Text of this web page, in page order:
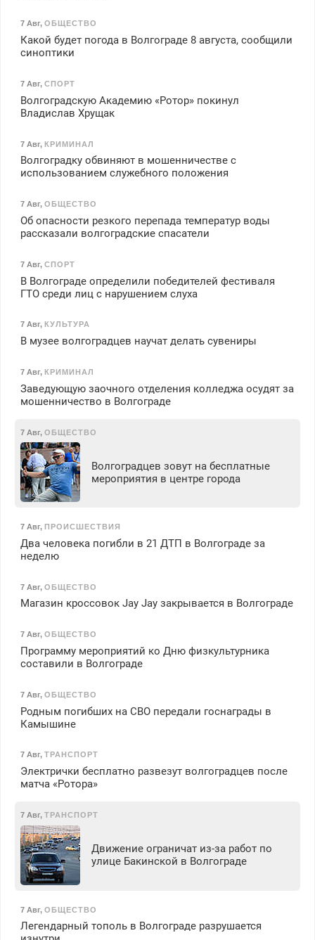
7 Авг, ОБЩЕСТВО
Какой будет погода в Волгограде 8 августа, сообщили
синоптики
7 Авг, СПОРТ
Волгоградскую Академию «Ротор» покинул
Владислав Хрущак
7 Авг, КРИМИНАЛ
Волгоградку обвиняют в мошенничестве с
использованием служебного положения
7 Авг, ОБЩЕСТВО
Об опасности резкого перепада температур воды
рассказали волгоградские спасатели
7 Авг, СПОРТ
В Волгограде определили победителей фестиваля
ГТО среди лиц с нарушением слуха
7 Авг, КУЛЬТУРА
В музее волгоградцев научат делать сувениры
7 Авг, КРИМИНАЛ
Заведующую заочного отделения колледжа осудят за
мошенничество в Волгограде
7 Авг, ОБЩЕСТВО
Волгоградцев зовут на бесплатные
мероприятия в центре города
7 Авг, ПРОИСШЕСТВИЯ
Два человека погибли в 21 ДТП в Волгограде за
неделю
7 Авг, ОБЩЕСТВО
Магазин кроссовок Jay Jay закрывается в Волгограде
7 Авг, ОБЩЕСТВО
Программу мероприятий ко Дню физкультурника
составили в Волгограде
7 Авг, ОБЩЕСТВО
Родным погибших на СВО передали госнаграды в
Камышине
7 Авг, ТРАНСПОРТ
Электрички бесплатно развезут волгоградцев после
матча «Ротора»
7 Авг, ТРАНСПОРТ
Движение ограничат из-за работ по
улице Бакинской в Волгограде
7 Авг, ОБЩЕСТВО
Легендарный тополь в Волгограде разрушается